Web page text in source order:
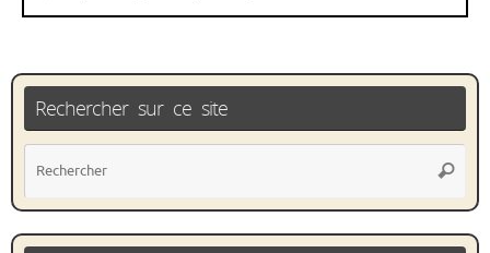
Rechercher sur ce site